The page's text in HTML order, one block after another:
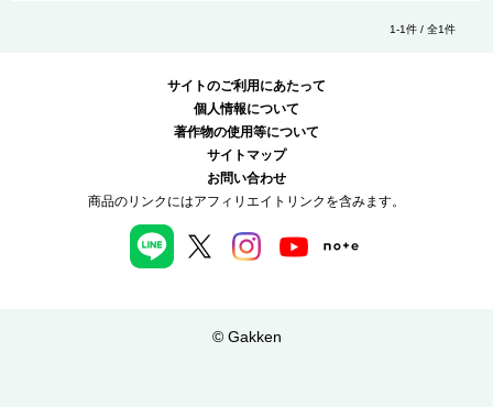
1-1件 / 全1件
サイトのご利用にあたって
個人情報について
著作物の使用等について
サイトマップ
お問い合わせ
商品のリンクにはアフィリエイトリンクを含みます。
© Gakken